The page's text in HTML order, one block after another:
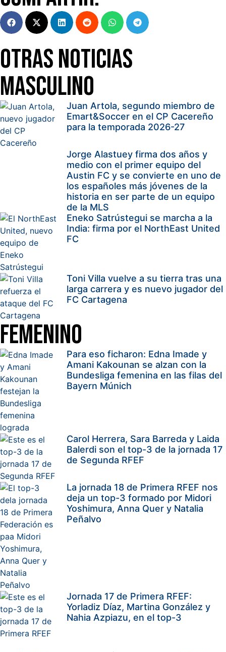
Otras Noticias
Masculino
Juan Artola, segundo miembro de
Emart&Soccer en el CP Cacereño
para la temporada 2026-27
Jorge Alastuey firma dos años y
medio con el primer equipo del
Austin FC y se convierte en uno de
los españoles más jóvenes de la
historia en ser parte de un equipo
de la MLS
Eneko Satrústegui se marcha a la
India: firma por el NorthEast United
FC
Toni Villa vuelve a su tierra tras una
larga carrera y es nuevo jugador del
FC Cartagena
Femenino
Para eso ficharon: Edna Imade y
Amani Kakounan se alzan con la
Bundesliga femenina en las filas del
Bayern Múnich
Carol Herrera, Sara Barreda y Laida
Balerdi son el top-3 de la jornada 17
de Segunda RFEF
La jornada 18 de Primera RFEF nos
deja un top-3 formado por Midori
Yoshimura, Anna Quer y Natalia
Peñalvo
Jornada 17 de Primera RFEF:
Yorladiz Díaz, Martina González y
Nahia Azpiazu, en el top-3